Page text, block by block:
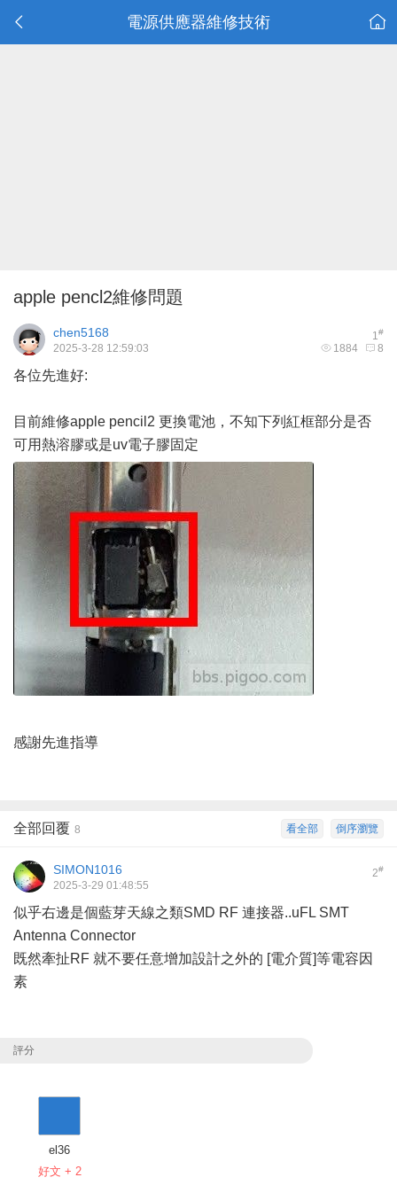
電源供應器維修技術
apple pencl2維修問題
1#
chen5168
1884 8
2025-3-28 12:59:03
各位先進好:
目前維修apple pencil2 更換電池，不知下列紅框部分是否
可用熱溶膠或是uv電子膠固定
感謝先進指導
倒序瀏覽
看全部
全部回覆 8
2#
SIMON1016
2025-3-29 01:48:55
似乎右邊是個藍芽天線之類SMD RF 連接器..uFL SMT
Antenna Connector
既然牽扯RF 就不要任意增加設計之外的 [電介質]等電容因
素
評分
el36
好文 + 2